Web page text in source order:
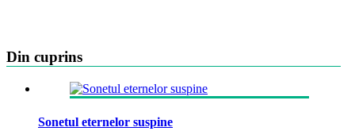
Din cuprins
Sonetul eternelor suspine